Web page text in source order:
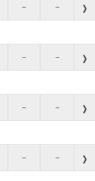
– –
– –
– –
– –